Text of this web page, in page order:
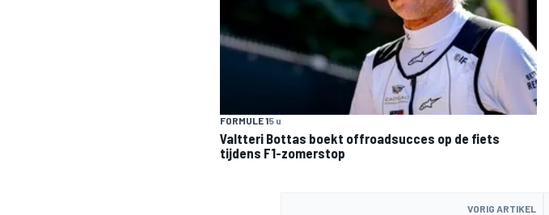
FORMULE 15 u
Valtteri Bottas boekt offroadsucces op de fiets
tijdens F1-zomerstop
VORIG ARTIKEL